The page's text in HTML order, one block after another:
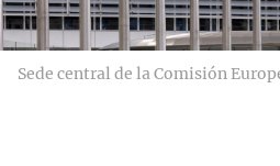
Sede central de la Comisión